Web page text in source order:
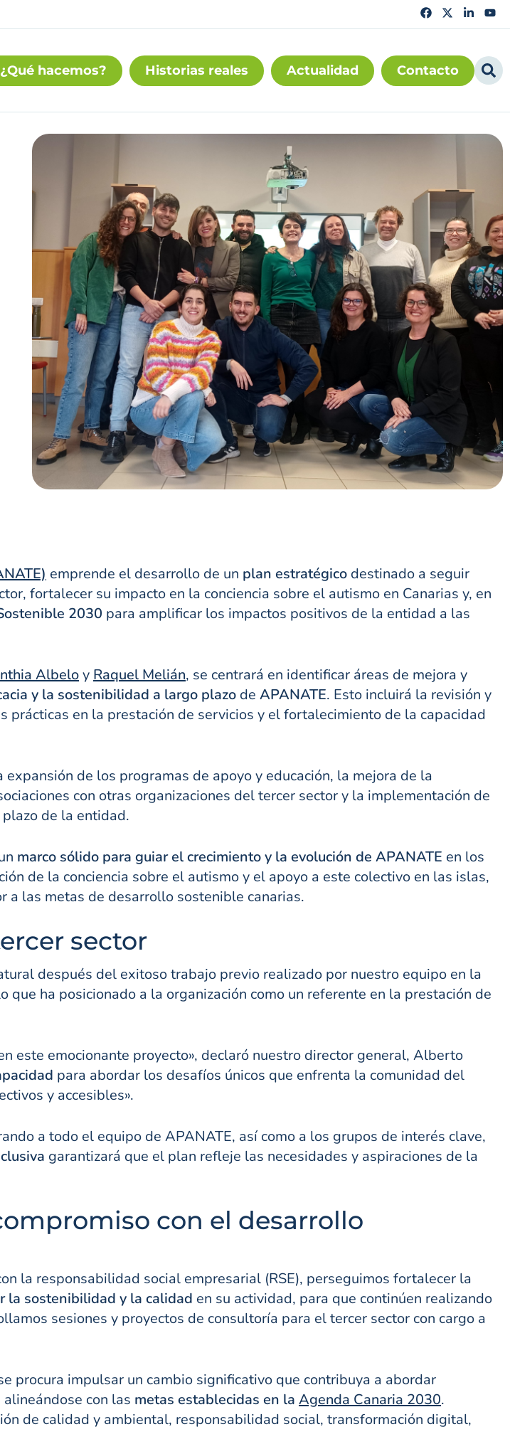
¿Qué hacemos? Historias reales Actualidad Contacto
emprende el desarrollo de un plan estratégico destinado a seguir
fortalecer su impacto en la conciencia sobre el autismo en Canarias y, en
2030 para amplificar los impactos positivos de la entidad a las
Albeloy Raquel Melián, se centrará en identificar áreas de mejora y
y la sostenibilidad a largo plazo de APANATE. Esto incluirá la revisión y
en la prestación de servicios y el fortalecimiento de la capacidad
expansión de los programas de apoyo y educación, la mejora de la
con otras organizaciones del tercer sector y la implementación de
de la entidad.
marco sólido para guiar el crecimiento y la evolución de APANATE en los
de la conciencia sobre el autismo y el apoyo a este colectivo en las islas,
a las metas de desarrollo sostenible canarias.
sector
después del exitoso trabajo previo realizado por nuestro equipo en la
que ha posicionado a la organización como un referente en la prestación de
este emocionante proyecto», declaró nuestro director general, Alberto
para abordar los desafíos únicos que enfrenta la comunidad del
y accesibles».
a todo el equipo de APANATE, así como a los grupos de interés clave,
garantizará que el plan refleje las necesidades y aspiraciones de la
con el desarrollo
la responsabilidad social empresarial (RSE), perseguimos fortalecer la
la sostenibilidad y la calidad en su actividad, para que continúen realizando
sesiones y proyectos de consultoría para el tercer sector con cargo a
procura impulsar un cambio significativo que contribuya a abordar
alineándose con las metas establecidas en la Agenda Canaria 2030.
de calidad y ambiental, responsabilidad social, transformación digital,